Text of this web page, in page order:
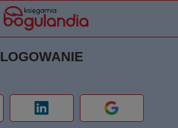
LOGOWANIE